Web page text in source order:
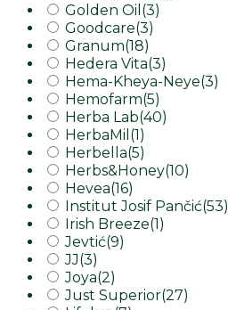
Golden Oil (3)
Goodcare(3)
Granum(18)
Hedera Vita(3)
Hema-Kheya-Neye(3)
Hemofarm(5)
Herba Lab(40)
HerbaMil (1)
Herbella(5)
Herbs&Honey(10)
Hevea(16)
Institut Josif Pančić(53)
Irish Breeze(1)
Jevtić(9)
JJ(3)
Joya(2)
Just Superior(27)